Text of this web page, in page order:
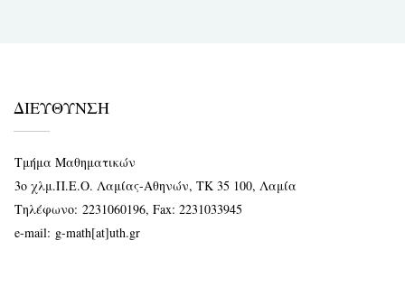
ΔΙΕΥΘΥΝΣΗ
Τμήμα Μαθηματικών
3ο χλμ.Π.Ε.Ο. Λαμίας-Αθηνών, ΤΚ 35 100, Λαμία
Τηλέφωνο: 2231060196, Fax: 2231033945
e-mail: g-math[at]uth.gr